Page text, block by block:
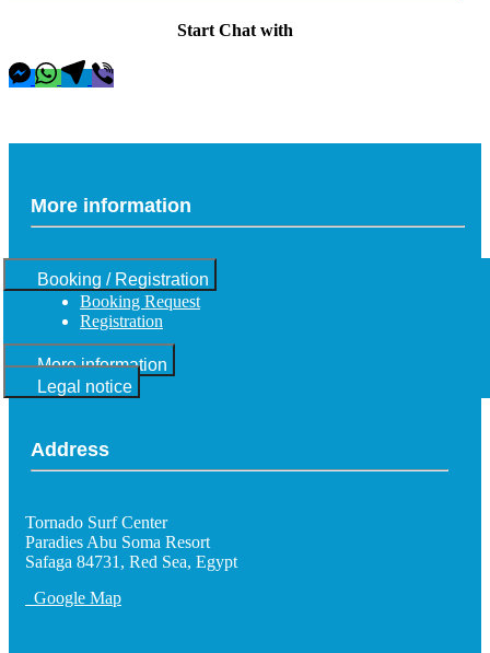
Start Chat with
More information
Booking / Registration
Booking Request
Registration
More information
Legal notice
Address
Tornado Surf Center
Paradies Abu Soma Resort
Safaga 84731, Red Sea, Egypt
Google Map